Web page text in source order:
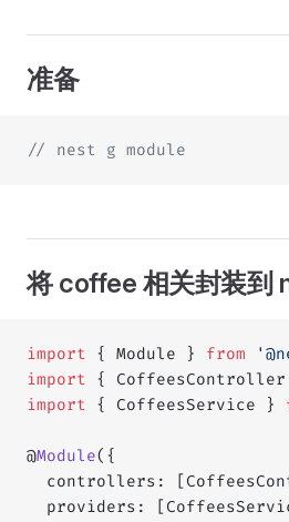
准备
// nest g module
将 coffee 相关封装到
import { Module } from
import {
import { CoffeesService }
@Module({
controllers:
providers: